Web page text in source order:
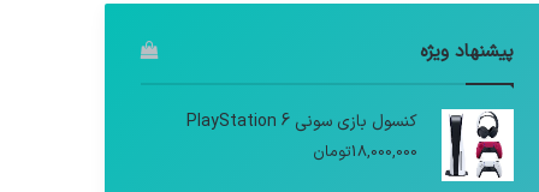
پیشنهاد ویژه
کنسول بازی سونی PlayStation 6
18,000,000تومان